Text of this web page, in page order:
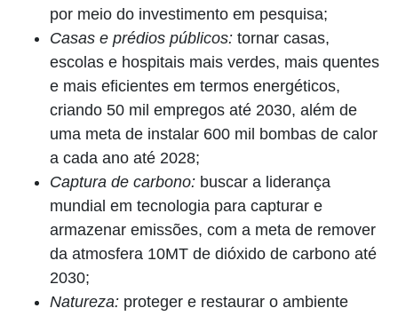
por meio do investimento em pesquisa;
Casas e prédios públicos: tornar casas,
escolas e hospitais mais verdes, mais quentes
e mais eficientes em termos energéticos,
criando 50 mil empregos até 2030, além de
uma meta de instalar 600 mil bombas de calor
a cada ano até 2028;
Captura de carbono: buscar a liderança
mundial em tecnologia para capturar e
armazenar emissões, com a meta de remover
da atmosfera 10MT de dióxido de carbono até
2030;
Natureza: proteger e restaurar o ambiente